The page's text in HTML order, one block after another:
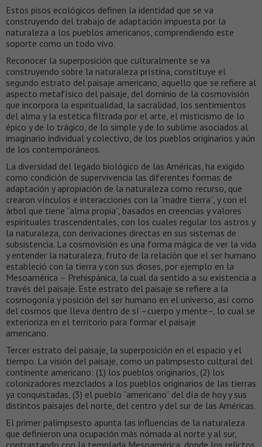
Estos pisos ecológicos definen la identidad que se va
construyendo del trabajo de adaptación impuesta por la
naturaleza a los pueblos americanos, comprendiendo este
soporte como un todo vivo.
Reconocer la superposición que culturalmente se va
construyendo sobre la naturaleza prístina, constituye el
segundo estrato del paisaje americano, aquello que se refiere al
aspecto metafísico del paisaje, del dominio de la cosmovisión
que incorpora la espiritualidad, la sacralidad, los sentimientos
del alma y la estética filtrada por el arte, el misticismo de lo
épico y de lo trágico, de lo simple y de lo sublime asociados al
imaginario individual y colectivo, de los pueblos originarios y aún
de los contemporáneos.
La diversidad del legado biológico de las Américas, ha exigido
como condición de supervivencia las diferentes formas de
adaptación y apropiación de la naturaleza como recurso, que
crearon vínculos e interacciones con la “madre tierra”, y con el
árbol que tiene “alma propia”, basados en creencias y valores
espirituales trascendentales, con los cuales regular los astros y
la naturaleza, con derivaciones directas en sus sistemas de
subsistencia. La cosmovisión es una forma mágica de ver la vida
y entender la naturaleza, fruto de la relación que el ser humano
estableció con la tierra y con sus dioses, por ejemplo en la
Mesoamérica – Prehispánica, la cual da sentido a su existencia a
través del paisaje. Este estrato del paisaje se refiere a la
cosmogonía y posición del ser humano en el universo, así como
del cosmos que lleva dentro de sí –cuerpo y mente–, lo cual se
exterioriza en el territorio para formar el paisaje
americano.
Tercer estrato del paisaje, la superposición en el espacio y el
tiempo. La visión del paisaje, como un palimpsesto cultural del
continente americano: (1) los pueblos originarios, (2) los
colonizadores mezclados a los pueblos originarios de las tierras
ya conquistadas, (3) el pueblo “americano” del día de hoy y sus
distintos paisajes del norte, del centro y del sur de las Américas.
El primer palimpsesto apunta las influencias de la naturaleza
que definieron una ocupación más nómada al norte y al sur,